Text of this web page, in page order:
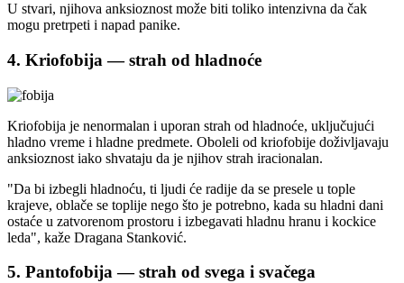
U stvari, njihova anksioznost može biti toliko intenzivna da čak
mogu pretrpeti i napad panike.
4. Kriofobija — strah od hladnoće
Kriofobija je nenormalan i uporan strah od hladnoće, uključujući
hladno vreme i hladne predmete. Oboleli od kriofobije doživljavaju
anksioznost iako shvataju da je njihov strah iracionalan.
"Da bi izbegli hladnoću, ti ljudi će radije da se presele u tople
krajeve, oblače se toplije nego što je potrebno, kada su hladni dani
ostaće u zatvorenom prostoru i izbegavati hladnu hranu i kockice
leda", kaže Dragana Stanković.
5. Pantofobija — strah od svega i svačega